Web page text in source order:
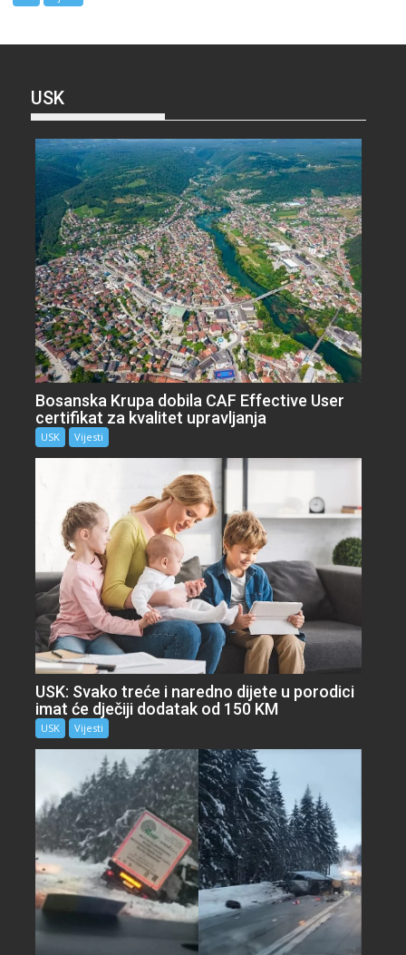
USK
Bosanska Krupa dobila CAF Effective User
certifikat za kvalitet upravljanja
USK Vijesti
USK: Svako treće i naredno dijete u porodici
imat će dječiji dodatak od 150 KM
USK Vijesti